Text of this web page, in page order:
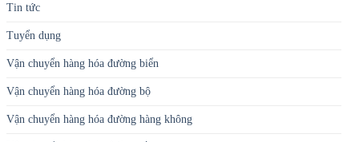
Tin tức
Tuyển dụng
Vận chuyển hàng hóa đường biển
Vận chuyển hàng hóa đường bộ
Vận chuyển hàng hóa đường hàng không